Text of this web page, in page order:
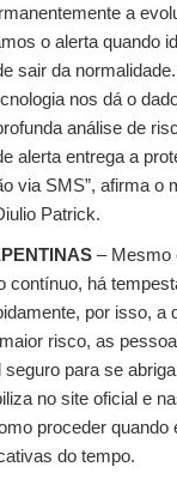
a
o alerta quando
sair da
nos dá o
análise de
alerta entrega a
via SMS”, afirma o
Patrick.
– Mesmo
contínuo, há
por isso, a
risco, as
para se
no site oficial e
proceder quando
do tempo.